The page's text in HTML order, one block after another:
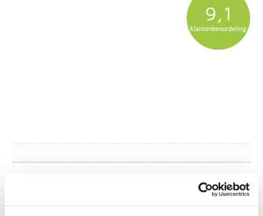
9,1
klantenbeoordeling